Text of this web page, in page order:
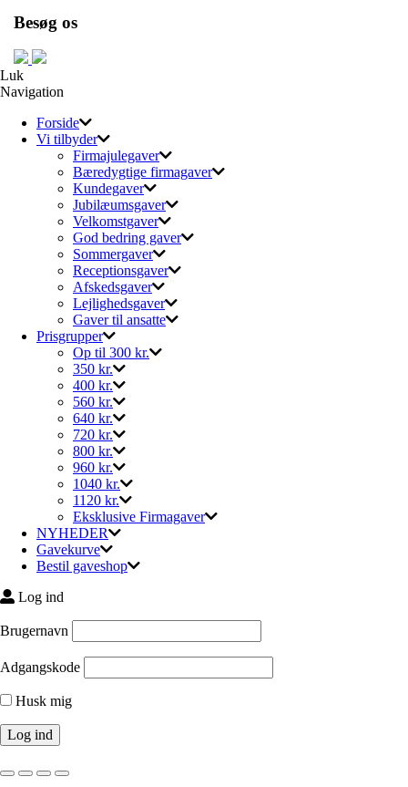
Besøg os
Luk
Navigation
Forside
Vi tilbyder
Firmajulegaver
Bæredygtige firmagaver
Kundegaver
Jubilæumsgaver
Velkomstgaver
God bedring gaver
Sommergaver
Receptionsgaver
Afskedsgaver
Lejlighedsgaver
Gaver til ansatte
Prisgrupper
Op til 300 kr.
350 kr.
400 kr.
560 kr.
640 kr.
720 kr.
800 kr.
960 kr.
1040 kr.
1120 kr.
Eksklusive Firmagaver
NYHEDER
Gavekurve
Bestil gaveshop
Log ind
Brugernavn
Adgangskode
Husk mig